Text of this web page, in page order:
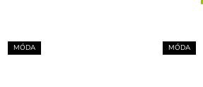
MÓDA MÓDA